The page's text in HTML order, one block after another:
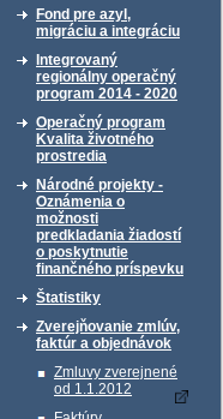
Fond pre azyl,
migráciu a integráciu
Integrovaný
regionálny operačný
program 2014 - 2020
Operačný program
Kvalita životného
prostredia
Národné projekty -
Oznámenia o
možnosti
predkladania žiadostí
o poskytnutie
finančného príspevku
Štatistiky
Zverejňovanie zmlúv,
faktúr a objednávok
Zmluvy zverejnené
od 1.1.2012